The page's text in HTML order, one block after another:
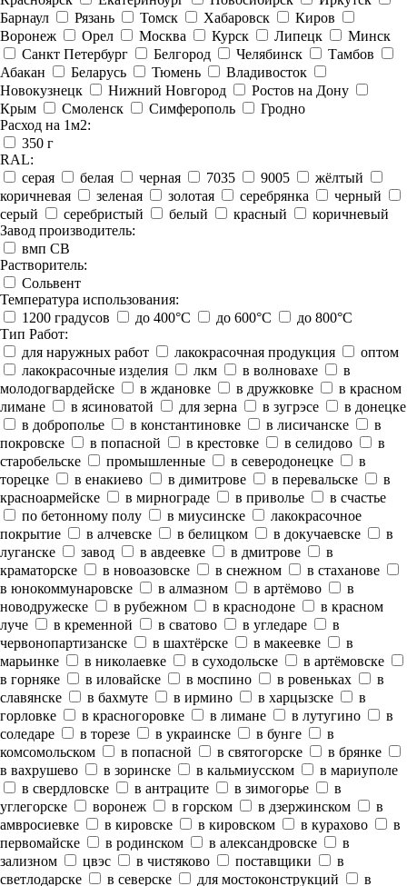
Барнаул
Рязань Томск Хабаровск
Киров
Воронеж
Орел Москва Курск Липецк
Минск
Санкт Петербург
Белгород Челябинск
Тамбов
Абакан
Беларусь Тюмень
Владивосток
Новокузнецк
Нижний Новгород
Ростов на Дону
Крым
Смоленск Симферополь
Гродно
Расход на 1м2:
350 г
RAL:
серая
белая черная 7035 9005
жёлтый
коричневая
зеленая золотая серебрянка
черный
серый
серебристый белый красный
коричневый
Завод производитель:
вмп СВ
Растворитель:
Сольвент
Температура использования:
1200 градусов
до 400°C до 600°C
до 800°C
Тип Работ:
для наружных работ
лакокрасочная продукция
оптом
лакокрасочные изделия
лкм в волновахе
в
молодогвардейске
в ждановке в дружковке
в красном
лимане
в ясиноватой для зерна в зугрэсе
в донецке
в доброполье
в константиновке в лисичанске
в
покровске
в попасной в крестовке в селидово
в
старобельске
промышленные в северодонецке
в
торецке
в енакиево в димитрове в перевальске
в
красноармейске
в мирнограде в приволье
в счастье
по бетонному полу
в миусинске
лакокрасочное
покрытие
в алчевске в белицком в докучаевске
в
луганске
завод в авдеевке в дмитрове
в
краматорске
в новоазовске в снежном
в стаханове
в юнокоммунаровске
в алмазном в артёмово
в
новодружеске
в рубежном в краснодоне
в красном
луче
в кременной в сватово в угледаре
в
червонопартизанске
в шахтёрске в макеевке
в
марьинке
в николаевке в суходольске
в артёмовске
в горняке
в иловайске в моспино в ровеньках
в
славянске
в бахмуте в ирмино в харцызске
в
горловке
в красногоровке в лимане в лутугино
в
соледаре
в торезе в украинске в бунге
в
комсомольском
в попасной в святогорске
в брянке
в вахрушево
в зоринске в кальмиусском
в мариуполе
в свердловске
в антраците в зимогорье
в
углегорске
воронеж в горском в дзержинском
в
амвросиевке
в кировске в кировском в курахово
в
первомайске
в родинском в александровске
в
зализном
цвэс в чистяково поставщики
в
светлодарске
в северске для мостоконструкций в